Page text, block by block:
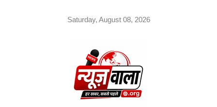
Saturday, August 08, 2026